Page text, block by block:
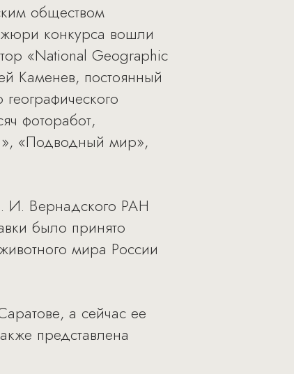
обществом
конкурса вошли
«National Geographic
Каменев, постоянный
фоторабот,
«Подводный мир»,
И. Вернадского РАН
было принято
мира России
а сейчас ее
представлена